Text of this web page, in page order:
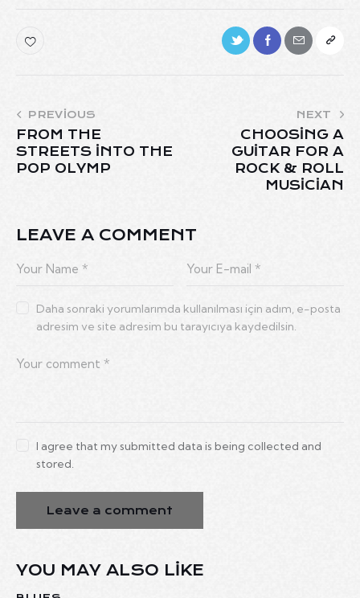
PREVIOUS
FROM THE
STREETS INTO THE
POP OLYMP
NEXT
CHOOSING A
GUITAR FOR A
ROCK & ROLL
MUSICIAN
LEAVE A COMMENT
Daha sonraki yorumlarımda kullanılması için adım, e-posta
adresim ve site adresim bu tarayıcıya kaydedilsin.
I agree that my submitted data is being collected and
stored.
YOU MAY ALSO LIKE